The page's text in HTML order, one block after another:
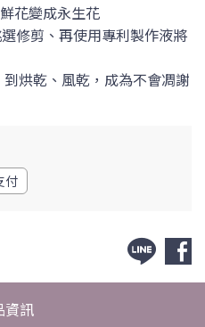
花變成永生花
修剪、再使用專利製作液將
烘乾、風乾，成為不會凋謝
的不凋花。
系統的不凋花製作課程，
業者。
付
資訊